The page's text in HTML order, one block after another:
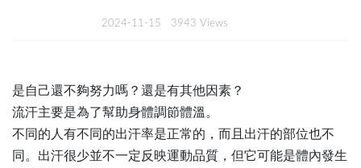
2024-11-15 3943 Views
是自己還不夠努力嗎？還是有其他因素？
流汗主要是為了幫助身體調節體溫。
不同的人有不同的出汗率是正常的，而且出汗的部位也不
同。出汗很少並不一定反映運動品質，但它可能是體內發生